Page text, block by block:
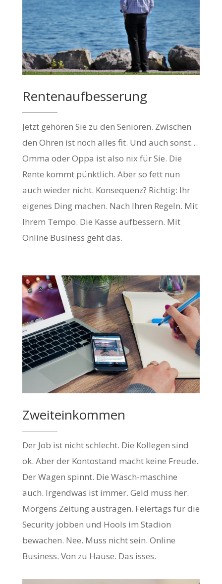
Rentenaufbesserung
Jetzt gehören Sie zu den Senioren. Zwischen
den Ohren ist noch alles fit. Und auch sonst…
Omma oder Oppa ist also nix für Sie. Die
Rente kommt pünktlich. Aber so fett nun
auch wieder nicht. Konsequenz? Richtig: Ihr
eigenes Ding machen. Nach Ihren Regeln. Mit
Ihrem Tempo. Die Kasse aufbessern. Mit
Online Business geht das.
Zweiteinkommen
Der Job ist nicht schlecht. Die Kollegen sind
ok. Aber der Kontostand macht keine Freude.
Der Wagen spinnt. Die Wasch-maschine
auch. Irgendwas ist immer. Geld muss her.
Morgens Zeitung austragen. Feiertags für die
Security jobben und Hools im Stadion
bewachen. Nee. Muss nicht sein. Online
Business. Von zu Hause. Das isses.